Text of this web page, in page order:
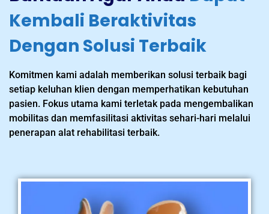
Kembali Beraktivitas
Dengan Solusi Terbaik
Komitmen kami adalah memberikan solusi terbaik bagi
setiap keluhan klien dengan memperhatikan kebutuhan
pasien. Fokus utama kami terletak pada mengembalikan
mobilitas dan memfasilitasi aktivitas sehari-hari melalui
penerapan alat rehabilitasi terbaik.